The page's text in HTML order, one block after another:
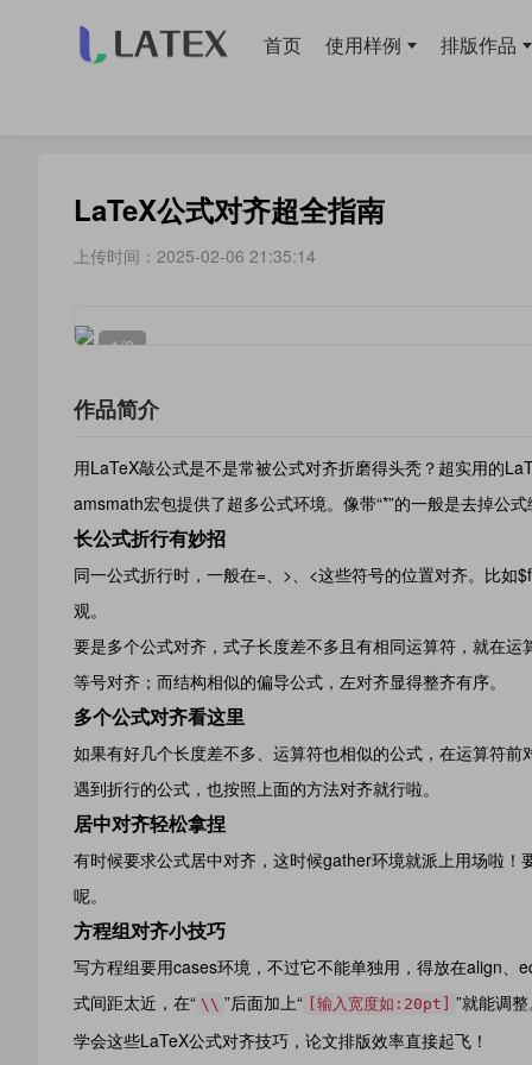
首页 使用样例 排版作品
LaTeX公式对齐超全指南
上传时间：2025-02-06 21:35:14
1/8
作品简介
用LaTeX敲公式是不是常被公式对齐折磨得头秃？超实用的
amsmath宏包提供了超多公式环境。像带“*”的一般是去掉公
长公式折行有妙招
同一公式折行时，一般在=、>、<这些符号的位置对齐。比
观。
要是多个公式对齐，式子长度差不多且有相同运算符，就在
等号对齐；而结构相似的偏导公式，左对齐显得整齐有序。
多个公式对齐看这里
如果有好几个长度差不多、运算符也相似的公式，在运算符
遇到折行的公式，也按照上面的方法对齐就行啦。
居中对齐轻松拿捏
有时候要求公式居中对齐，这时候gather环境就派上用场啦
呢。
方程组对齐小技巧
写方程组要用cases环境，不过它不能单独用，得放在align、
式间距太近，在“ \\ ”后面加上“ [输入宽度如:20pt]
”就能调
学会这些LaTeX公式对齐技巧，论文排版效率直接起飞！